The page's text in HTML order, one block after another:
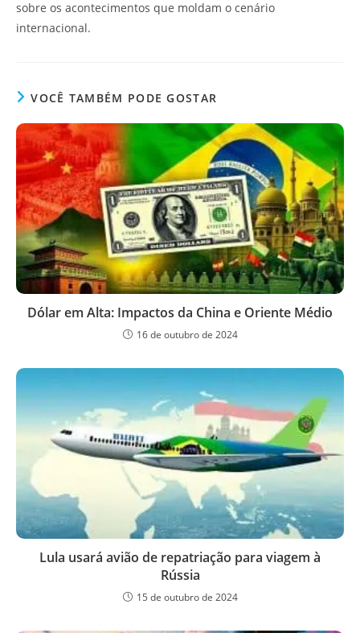
sobre os acontecimentos que moldam o cenário
internacional.
VOCÊ TAMBÉM PODE GOSTAR
Dólar em Alta: Impactos da China e Oriente Médio
16 de outubro de 2024
Lula usará avião de repatriação para viagem à
Rússia
15 de outubro de 2024